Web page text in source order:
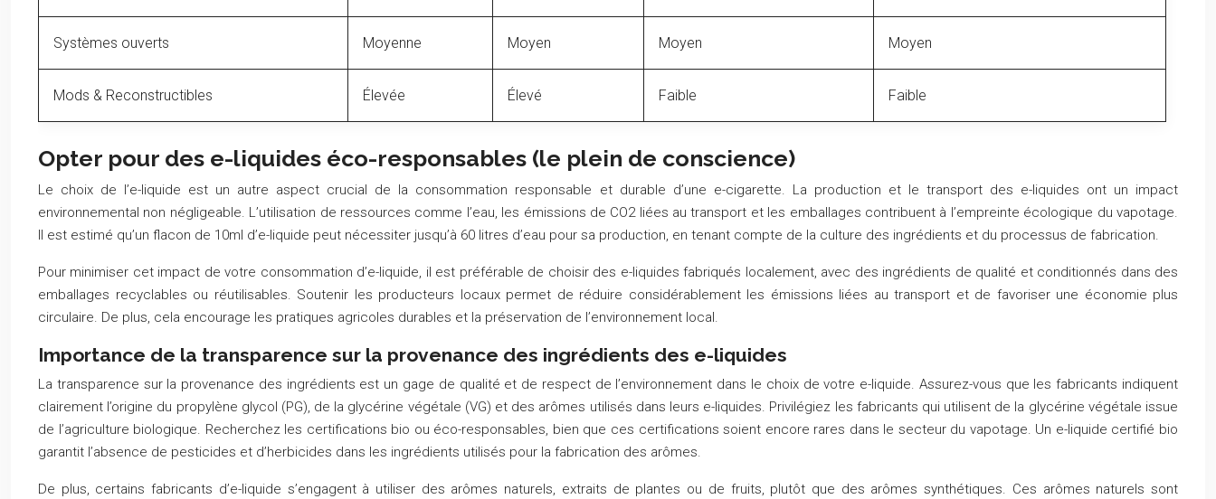
Systèmes ouverts Moyenne Moyen Moyen Moyen
Mods & Reconstructibles Élevée Élevé Faible Faible
Opter pour des e-liquides éco-responsables (le plein de conscience)
Le choix de l’e-liquide est un autre aspect crucial de la consommation responsable et durable d’une e-cigarette. La production et le transport des e-liquides ont un impact
environnemental non négligeable. L’utilisation de ressources comme l’eau, les émissions de CO2 liées au transport et les emballages contribuent à l’empreinte écologique du vapotage.
Il est estimé qu’un flacon de 10ml d’e-liquide peut nécessiter jusqu’à 60 litres d’eau pour sa production, en tenant compte de la culture des ingrédients et du processus de fabrication.
Pour minimiser cet impact de votre consommation d’e-liquide, il est préférable de choisir des e-liquides fabriqués localement, avec des ingrédients de qualité et conditionnés dans des
emballages recyclables ou réutilisables. Soutenir les producteurs locaux permet de réduire considérablement les émissions liées au transport et de favoriser une économie plus
circulaire. De plus, cela encourage les pratiques agricoles durables et la préservation de l’environnement local.
Importance de la transparence sur la provenance des ingrédients des e-liquides
La transparence sur la provenance des ingrédients est un gage de qualité et de respect de l’environnement dans le choix de votre e-liquide. Assurez-vous que les fabricants indiquent
clairement l’origine du propylène glycol (PG), de la glycérine végétale (VG) et des arômes utilisés dans leurs e-liquides. Privilégiez les fabricants qui utilisent de la glycérine végétale issue
de l’agriculture biologique. Recherchez les certifications bio ou éco-responsables, bien que ces certifications soient encore rares dans le secteur du vapotage. Un e-liquide certifié bio
garantit l’absence de pesticides et d’herbicides dans les ingrédients utilisés pour la fabrication des arômes.
De plus, certains fabricants d’e-liquide s’engagent à utiliser des arômes naturels, extraits de plantes ou de fruits, plutôt que des arômes synthétiques. Ces arômes naturels sont